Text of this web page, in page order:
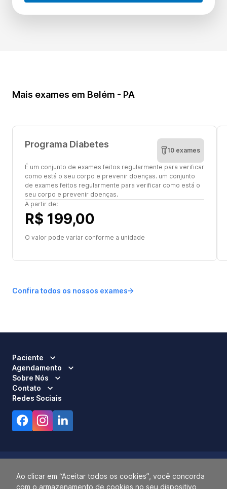
Ao clicar em “Aceitar todos os cookies”, você concorda
com o armazenamento de cookies no seu dispositivo
Mais exames em Belém - PA
Programa Diabetes
10 exames
É um conjunto de exames feitos regularmente para verificar
como está o seu corpo e prevenir doenças. um conjunto
de exames feitos regularmente para verificar como está o
seu corpo e prevenir doenças.
A partir de:
R$ 199,00
O valor pode variar conforme a unidade
Confira todos os nossos exames
Paciente
Agendamento
Sobre Nós
Contato
Redes Sociais